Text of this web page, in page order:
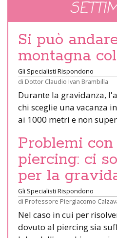
Si può
montagna
Gli Specialisti Rispondono
di Dottor Claudio Ivan Brambilla
Durante la gravidanza,
chi sceglie una vacanza
ai 1000 metri e non
Problemi
piercing: ci
per la
Gli Specialisti Rispondono
di Professore Piergiacomo
Nel caso in cui per
dovuto al piercing sia